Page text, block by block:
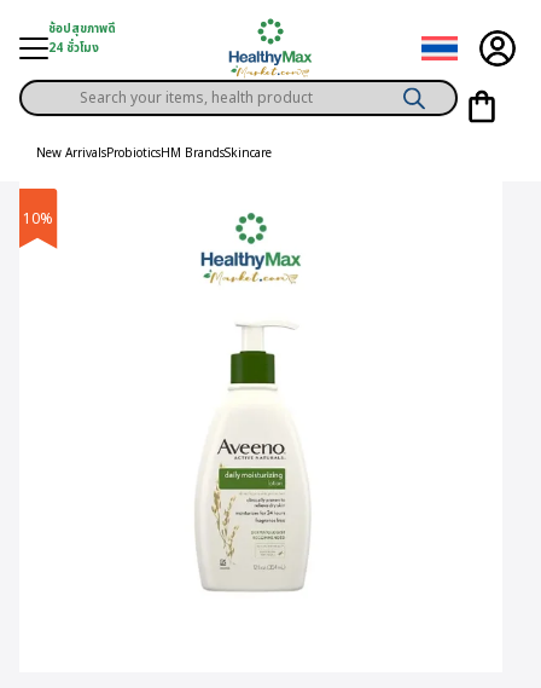
content
ช้อปสุขภาพดี
24 ชั่วโมง
Solution
Products
search
New ArrivalsProbioticsHM BrandsSkincare
10%